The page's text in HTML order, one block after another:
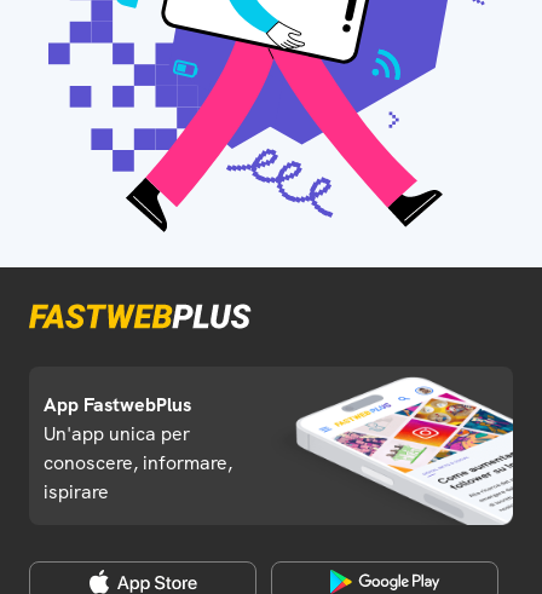
App FastwebPlus
Un'app unica per
conoscere, informare,
ispirare